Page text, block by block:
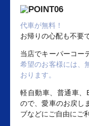
代車が無料！
お帰りの心配も不要
当店でキーパーコー
希望のお客様には、
おります。
軽自動車、普通車、
ので、愛車のお戻し
ブなどにご自由にご